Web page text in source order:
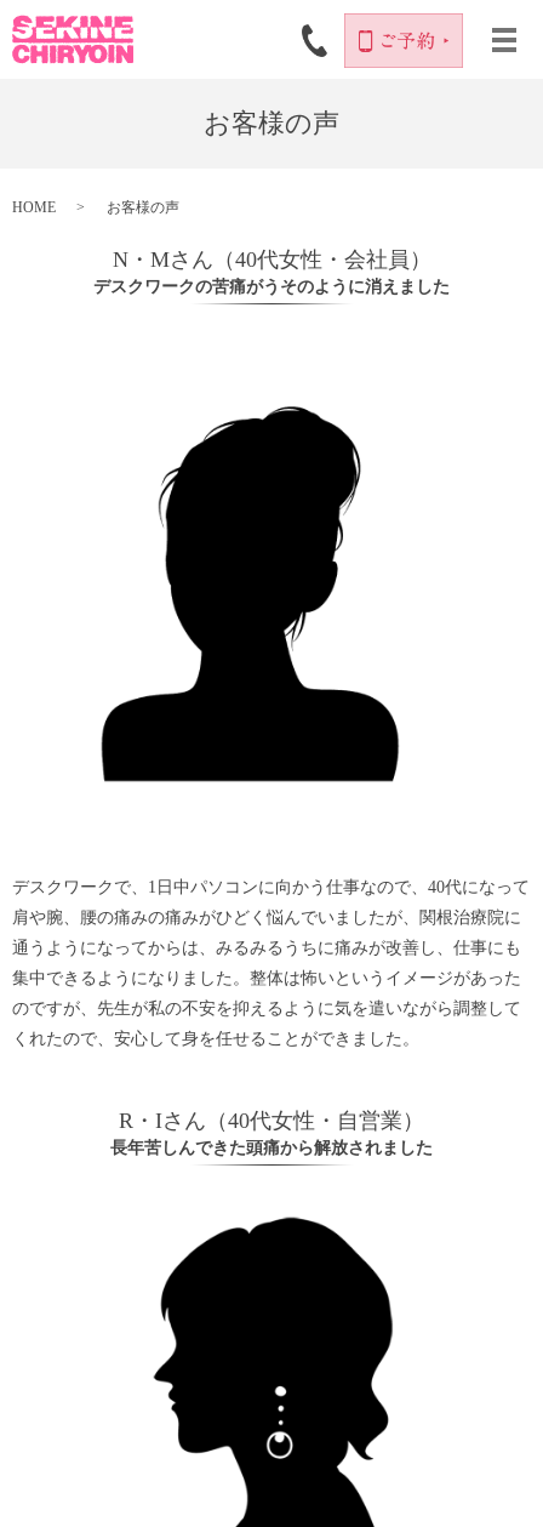
お客様の声
HOME お客様の声
N・Mさん（40代女性・会社員）
デスクワークの苦痛がうそのように消えました
デスクワークで、1日中パソコンに向かう仕事なので、40代になって
肩や腕、腰の痛みの痛みがひどく悩んでいましたが、関根治療院に
通うようになってからは、みるみるうちに痛みが改善し、仕事にも
集中できるようになりました。整体は怖いというイメージがあった
のですが、先生が私の不安を抑えるように気を遣いながら調整して
くれたので、安心して身を任せることができました。
R・Iさん（40代女性・自営業）
長年苦しんできた頭痛から解放されました